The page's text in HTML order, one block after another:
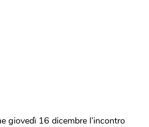
giovedì 16 dicembre l’incontro